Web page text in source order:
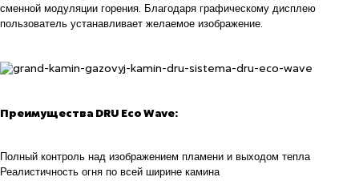
сменной модуляции горения. Благодаря графическому дисплею
пользователь устанавливает желаемое изображение.
Преимущества DRU Eco Wave:
Полный контроль над изображением пламени и выходом тепла
Реалистичность огня по всей ширине камина